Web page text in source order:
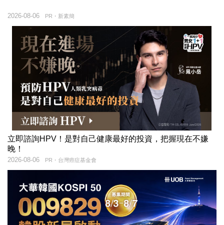
PR・新素簡
2026-08-06
立即諮詢HPV！是對自己健康最好的投資，把握現在不嫌
晚！
PR・台灣癌症基金會
2026-08-06